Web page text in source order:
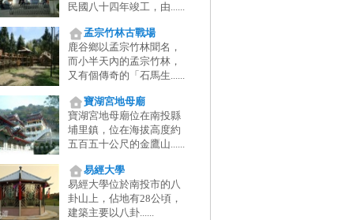
民國八十四年竣工，由......
孟宗竹林古戰場
鹿谷鄉以孟宗竹林聞名，
而小半天內的孟宗竹林，
又有個傳奇的「石馬生......
寶湖宮地母廟
寶湖宮地母廟位在南投縣
埔里鎮，位在海拔高度約
五百五十公尺的金鷹山......
易經大學
易經大學位於南投市的八
卦山上，佔地有28公頃，
建築主要以八卦......